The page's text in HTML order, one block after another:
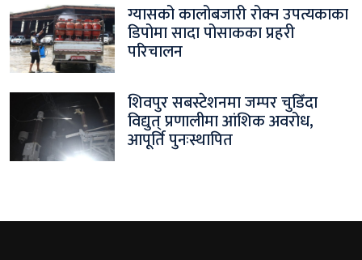
ग्यासको कालोबजारी रोक्न उपत्यकाका
डिपोमा सादा पोसाकका प्रहरी
परिचालन
शिवपुर सबस्टेशनमा जम्पर चुडिँदा
विद्युत् प्रणालीमा आंशिक अवरोध,
आपूर्ति पुनःस्थापित